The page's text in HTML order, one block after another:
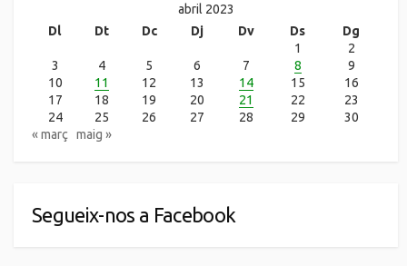
abril 2023
Dl
Dt Dc Dj Dv Ds
Dg
1
2
3
4 5 6 7 8
9
10
11 12 13 14 15
16
17
18 19 20 21 22
23
24
25 26 27 28 29
30
« març maig »
Segueix-nos a Facebook